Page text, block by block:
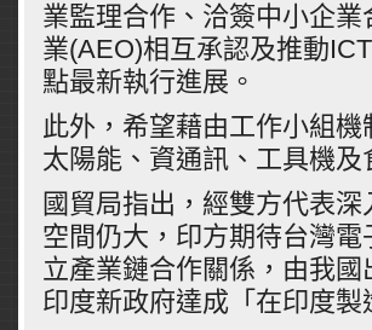
業監理合作、洽簽中小企
業(AEO)相互承認及推動
點最新執行進展。
此外，希望藉由工作小組
太陽能、資通訊、工具機
國貿局指出，經雙方代表
空間仍大，印方期待台灣
立產業鏈合作關係，由我
印度新政府達成「在印度